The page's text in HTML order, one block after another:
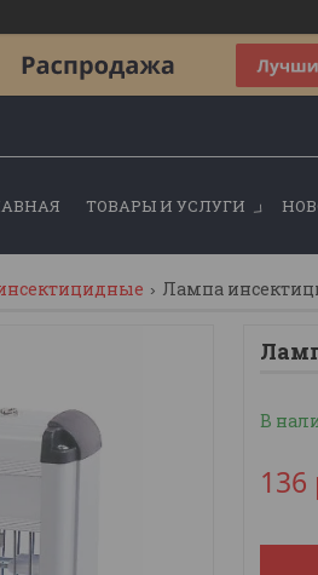
ТОВАРЫ И УСЛУГИ
Лампа
В
136